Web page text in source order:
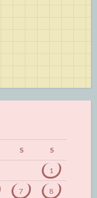
S S
1
7 8